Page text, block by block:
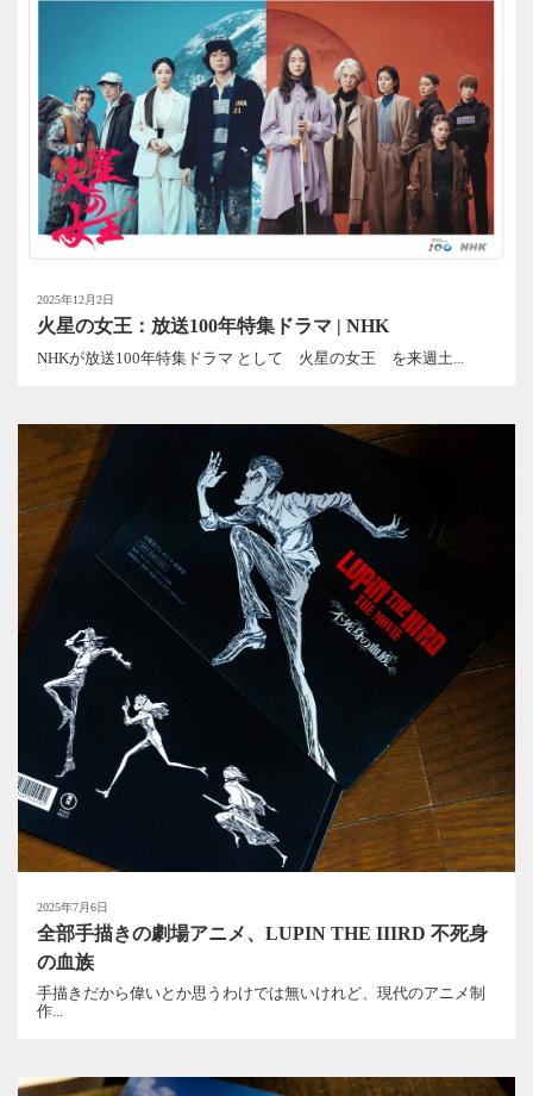
2025年12月2日
火星の女王：放送100年特集ドラマ | NHK
NHKが放送100年特集ドラマ として 火星の女王 を来週土...
2025年7月6日
全部手描きの劇場アニメ、LUPIN THE IIIRD 不死身
の血族
手描きだから偉いとか思うわけでは無いけれど、現代のアニメ制
作...